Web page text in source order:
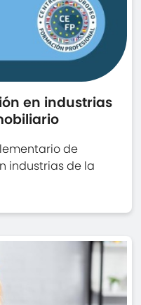
en industrias
de
industrias de la